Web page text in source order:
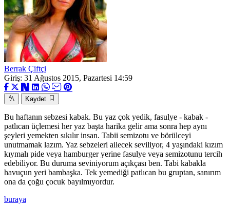
Berrak Çiftçi
Giriş: 31 Ağustos 2015, Pazartesi 14:59
Kaydet
Bu haftanın sebzesi kabak. Bu yaz çok yedik, fasulye - kabak -
patlıcan üçlemesi her yaz başta harika gelir ama sonra hep aynı
şeyleri yemekten sıkılır insan. Tabii semizotu ve börülceyi
unutmamak lazım. Yaz sebzeleri ailecek seviliyor, 4 yaşındaki kızım
kıymalı pide veya hamburger yerine fasulye veya semizotunu tercih
edebiliyor. Bu duruma seviniyorum açıkçası ben. Tabi kabakla
havuçun yeri bambaşka. Tek yemediği patlıcan bu gruptan, sanırım
ona da çoğu çocuk bayılmıyordur.
buraya